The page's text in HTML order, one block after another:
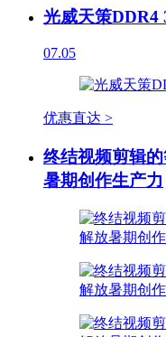
光威天策DDR4
07.05
优惠直达 >
终结视频剪辑
暑期创作生产力